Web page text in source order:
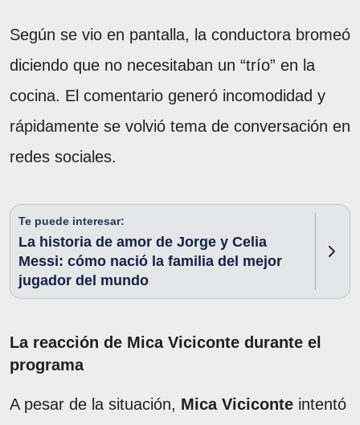
Según se vio en pantalla, la conductora bromeó
diciendo que no necesitaban un “trío” en la
cocina. El comentario generó incomodidad y
rápidamente se volvió tema de conversación en
redes sociales.
Te puede interesar:
La historia de amor de Jorge y Celia
Messi: cómo nació la familia del mejor
jugador del mundo
La reacción de Mica Viciconte durante el
programa
A pesar de la situación, Mica Viciconte intentó